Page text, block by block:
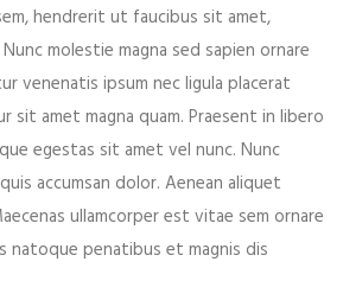
hendrerit ut faucibus sit amet,
molestie magna sed sapien ornare
venenatis ipsum nec ligula placerat
sit amet magna quam. Praesent in libero
egestas sit amet vel nunc. Nunc
accumsan dolor. Aenean aliquet
ullamcorper est vitae sem ornare
natoque penatibus et magnis dis